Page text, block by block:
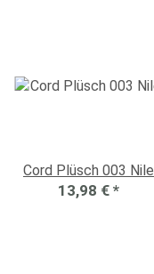
Cord Plüsch 003 Nile
13,98 € *